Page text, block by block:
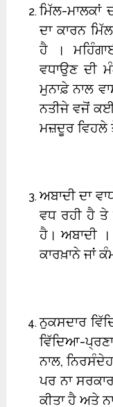
ਮਿੱਲ-
ਦਾ ਕਾਰਨ
ਹੈ ।
ਵਧਾਉਣ ਦੀ
ਮੁਨਾਫ਼ੇ ਨਾਲ
ਨਤੀਜੇ ਵਜੋਂ
ਮਜ਼ਦੂਰ ਵਿਹਲੇ
ਅਬਾਦੀ ਦਾ
ਵਧ ਰਹੀ ਹੈ
ਹੈ। ਅਬਾਦੀ
ਕਾਰਖ਼ਾਨੇ ਜਾਂ
ਨੁਕਸਦਾਰ
ਵਿੱਦਿਆ-
ਨਾਲ,
ਪਰ ਨਾ
ਕੀਤਾ ਹੈ ਅਤੇ